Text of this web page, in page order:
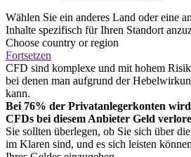
Wählen Sie ein anderes Land oder eine
Inhalte spezifisch für Ihren Standort
Choose country or region
Fortsetzen
CFD sind komplexe und mit hohem
bei denen man aufgrund der
kann.
Bei 76% der Privatanlegerkonten
CFDs bei diesem Anbieter Geld
Sie sollten überlegen, ob Sie sich über
im Klaren sind, und es sich leisten